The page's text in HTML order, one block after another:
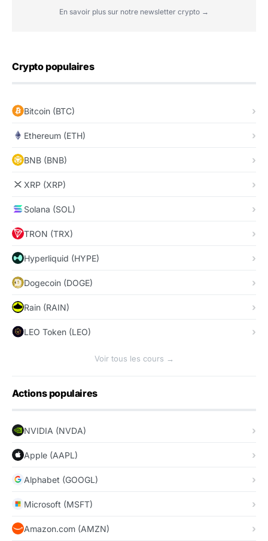
En savoir plus sur notre newsletter crypto →
Crypto populaires
Bitcoin (BTC)
Ethereum (ETH)
BNB (BNB)
XRP (XRP)
Solana (SOL)
TRON (TRX)
Hyperliquid (HYPE)
Dogecoin (DOGE)
Rain (RAIN)
LEO Token (LEO)
Voir tous les cours →
Actions populaires
NVIDIA (NVDA)
Apple (AAPL)
Alphabet (GOOGL)
Microsoft (MSFT)
Amazon.com (AMZN)